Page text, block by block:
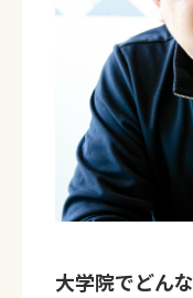
大学院でどん